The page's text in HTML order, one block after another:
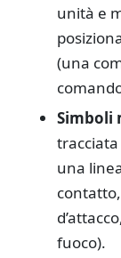
unità e
(una
Simboli
una
fuoco).